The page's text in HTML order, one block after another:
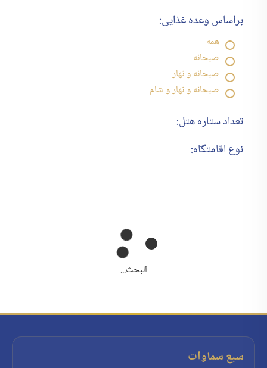
براساس وعده غذایی:
همه
صبحانه
صبحانه و نهار
صبحانه و نهار و شام
تعداد ستاره هتل:
نوع اقامتگاه:
البحث...
سبع سماوات